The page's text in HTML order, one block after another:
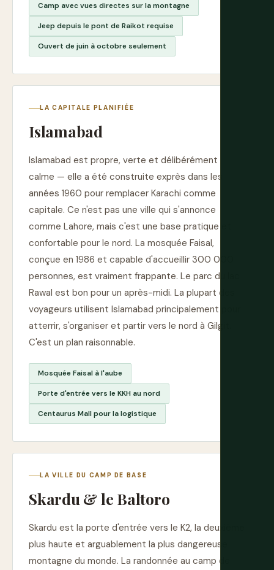
Camp avec vues directes sur la montagne
Jeep depuis le pont de Raikot requise
Ouvert de juin à octobre seulement
LA CAPITALE PLANIFIÉE
Islamabad
Islamabad est propre, verte et délibérément
calme — elle a été construite exprès dans les
années 1960 pour remplacer Karachi comme
capitale. Ce n'est pas une ville qui s'annonce
comme Lahore, mais c'est une base pratique et
confortable pour le nord. La mosquée Faisal,
conçue en 1986 et capable d'accueillir 300 000
personnes, est vraiment frappante. Le parc du lac
Rawal est bon pour un après-midi. La plupart des
voyageurs utilisent Islamabad principalement pour
atterrir, s'organiser et partir vers le nord à Gilgit.
C'est un plan raisonnable.
Mosquée Faisal à l'aube
Porte d'entrée vers le KKH au nord
Centaurus Mall pour la logistique
LA VILLE DU CAMP DE BASE
Skardu & le Baltoro
Skardu est la porte d'entrée vers le K2, la deuxième
plus haute et arguablement la plus dangereuse
montagne du monde. La randonnée au camp de